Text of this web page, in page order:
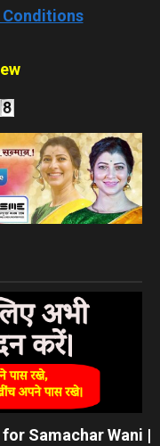
Conditions
Samachar Wani |